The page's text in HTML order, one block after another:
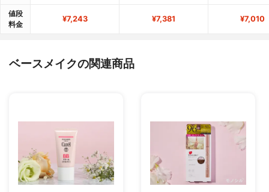
値段
料金
¥7,243 ¥7,381 ¥7,010
ベースメイクの関連商品